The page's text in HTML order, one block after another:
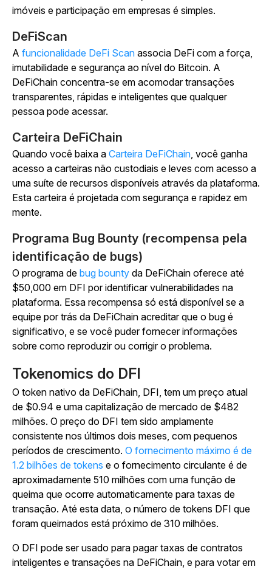
imóveis e participação em empresas é simples.
DeFiScan
A funcionalidade DeFi Scan associa DeFi com a força,
imutabilidade e segurança ao nível do Bitcoin. A
DeFiChain concentra-se em acomodar transações
transparentes, rápidas e inteligentes que qualquer
pessoa pode acessar.
Carteira DeFiChain
Quando você baixa a Carteira DeFiChain, você ganha
acesso a carteiras não custodiais e leves com acesso a
uma suíte de recursos disponíveis através da plataforma.
Esta carteira é projetada com segurança e rapidez em
mente.
Programa Bug Bounty (recompensa pela
identificação de bugs)
O programa de bug bounty da DeFiChain oferece até
$50,000 em DFI por identificar vulnerabilidades na
plataforma. Essa recompensa só está disponível se a
equipe por trás da DeFiChain acreditar que o bug é
significativo, e se você puder fornecer informações
sobre como reproduzir ou corrigir o problema.
Tokenomics do DFI
O token nativo da DeFiChain, DFI, tem um preço atual
de $0.94 e uma capitalização de mercado de $482
milhões. O preço do DFI tem sido amplamente
consistente nos últimos dois meses, com pequenos
períodos de crescimento. O fornecimento máximo é de
1.2 bilhões de tokens e o fornecimento circulante é de
aproximadamente 510 milhões com uma função de
queima que ocorre automaticamente para taxas de
transação. Até esta data, o número de tokens DFI que
foram queimados está próximo de 310 milhões.
O DFI pode ser usado para pagar taxas de contratos
inteligentes e transações na DeFiChain, e para votar em